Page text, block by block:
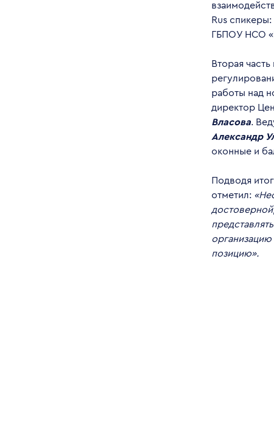
Rus спикеры:
ГБПОУ НСО
Вторая
работы над
директор
Власова.
Александр
оконные и
Подводя
отметил:
позицию».